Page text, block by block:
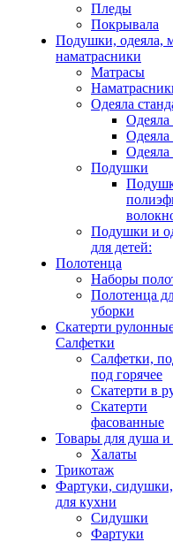
Пледы
Покрывала
Подушки, одеяла,
наматрасники
Матрасы
Одеяла
Одеяла
Одеяла
Одеяла
Подушки
Подушки и
для детей:
Полотенца
Наборы
Полотенца
уборки
Скатерти
Салфетки
Салфетки,
под горячее
Скатерти в
Скатерти
фасованные
Товары для душа и
Халаты
Трикотаж
Фартуки,
для кухни
Сидушки
Фартуки